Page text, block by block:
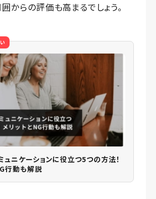
からの評価も高まるでしょう。
ュニケーションに役立つ5つの方法！
行動も解説